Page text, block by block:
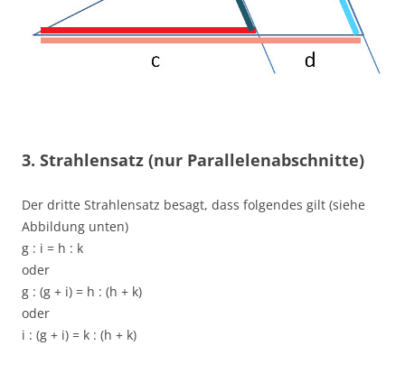
3. Strahlensatz (nur Parallelenabschnitte)
Der dritte Strahlensatz besagt, dass folgendes gilt (siehe
Abbildung unten)
g : i = h : k
oder
g : (g + i) = h : (h + k)
oder
i : (g + i) = k : (h + k)